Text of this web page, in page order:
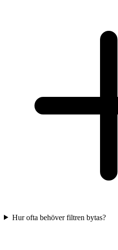
Hur ofta behöver filtren bytas?